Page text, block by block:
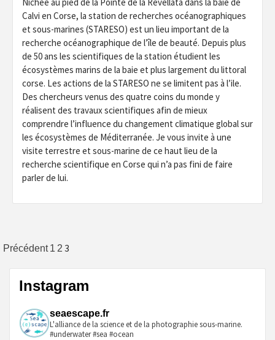
Calvi en Corse, la station de recherches océanographiques
et sous-marines (STARESO) est un lieu important de la
recherche océanographique de l’île de beauté. Depuis plus
de 50 ans les scientifiques de la station étudient les
écosystèmes marins de la baie et plus largement du littoral
corse. Les actions de la STARESO ne se limitent pas à l’ile.
Des chercheurs venus des quatre coins du monde y
réalisent des travaux scientifiques afin de mieux
comprendre l’influence du changement climatique global sur
les écosystèmes de Méditerranée. Je vous invite à une
visite terrestre et sous-marine de ce haut lieu de la
recherche scientifique en Corse qui n’a pas fini de faire
parler de lui.
Pagination
des
publications
Précédent 1 2 3
Instagram
seaescape.fr
L'alliance de la science et de la photographie sous-marine.
#underwater #sea #ocean